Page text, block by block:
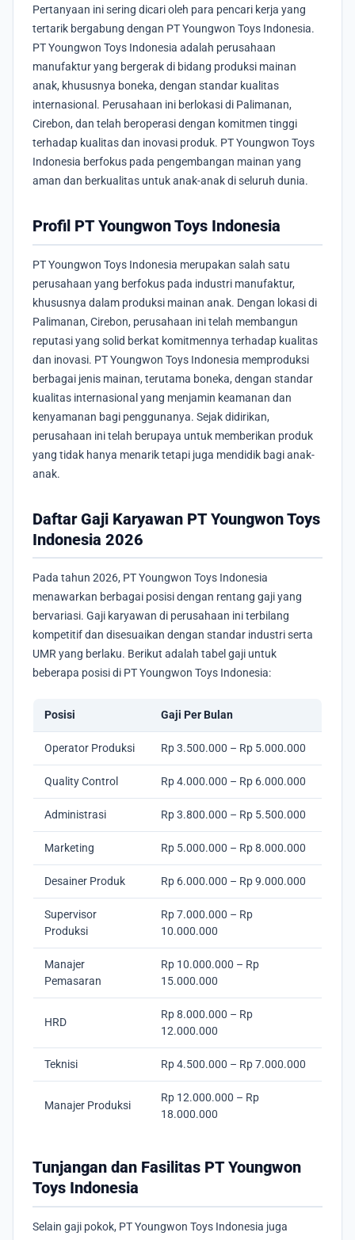
Pertanyaan ini sering dicari oleh para pencari kerja yang
tertarik bergabung dengan PT Youngwon Toys Indonesia.
PT Youngwon Toys Indonesia adalah perusahaan
manufaktur yang bergerak di bidang produksi mainan
anak, khususnya boneka, dengan standar kualitas
internasional. Perusahaan ini berlokasi di Palimanan,
Cirebon, dan telah beroperasi dengan komitmen tinggi
terhadap kualitas dan inovasi produk. PT Youngwon Toys
Indonesia berfokus pada pengembangan mainan yang
aman dan berkualitas untuk anak-anak di seluruh dunia.
Profil PT Youngwon Toys Indonesia
PT Youngwon Toys Indonesia merupakan salah satu
perusahaan yang berfokus pada industri manufaktur,
khususnya dalam produksi mainan anak. Dengan lokasi di
Palimanan, Cirebon, perusahaan ini telah membangun
reputasi yang solid berkat komitmennya terhadap kualitas
dan inovasi. PT Youngwon Toys Indonesia memproduksi
berbagai jenis mainan, terutama boneka, dengan standar
kualitas internasional yang menjamin keamanan dan
kenyamanan bagi penggunanya. Sejak didirikan,
perusahaan ini telah berupaya untuk memberikan produk
yang tidak hanya menarik tetapi juga mendidik bagi anak-
anak.
Daftar Gaji Karyawan PT Youngwon Toys
Indonesia 2026
Pada tahun 2026, PT Youngwon Toys Indonesia
menawarkan berbagai posisi dengan rentang gaji yang
bervariasi. Gaji karyawan di perusahaan ini terbilang
kompetitif dan disesuaikan dengan standar industri serta
UMR yang berlaku. Berikut adalah tabel gaji untuk
beberapa posisi di PT Youngwon Toys Indonesia:
Posisi Gaji Per Bulan
Operator Produksi Rp 3.500.000 – Rp 5.000.000
Quality Control Rp 4.000.000 – Rp 6.000.000
Administrasi Rp 3.800.000 – Rp 5.500.000
Marketing Rp 5.000.000 – Rp 8.000.000
Desainer Produk Rp 6.000.000 – Rp 9.000.000
Supervisor
Produksi
Rp 7.000.000 – Rp
10.000.000
Manajer
Pemasaran
Rp 10.000.000 – Rp
15.000.000
HRD
Rp 8.000.000 – Rp
12.000.000
Teknisi Rp 4.500.000 – Rp 7.000.000
Manajer Produksi
Rp 12.000.000 – Rp
18.000.000
Tunjangan dan Fasilitas PT Youngwon
Toys Indonesia
Selain gaji pokok, PT Youngwon Toys Indonesia juga